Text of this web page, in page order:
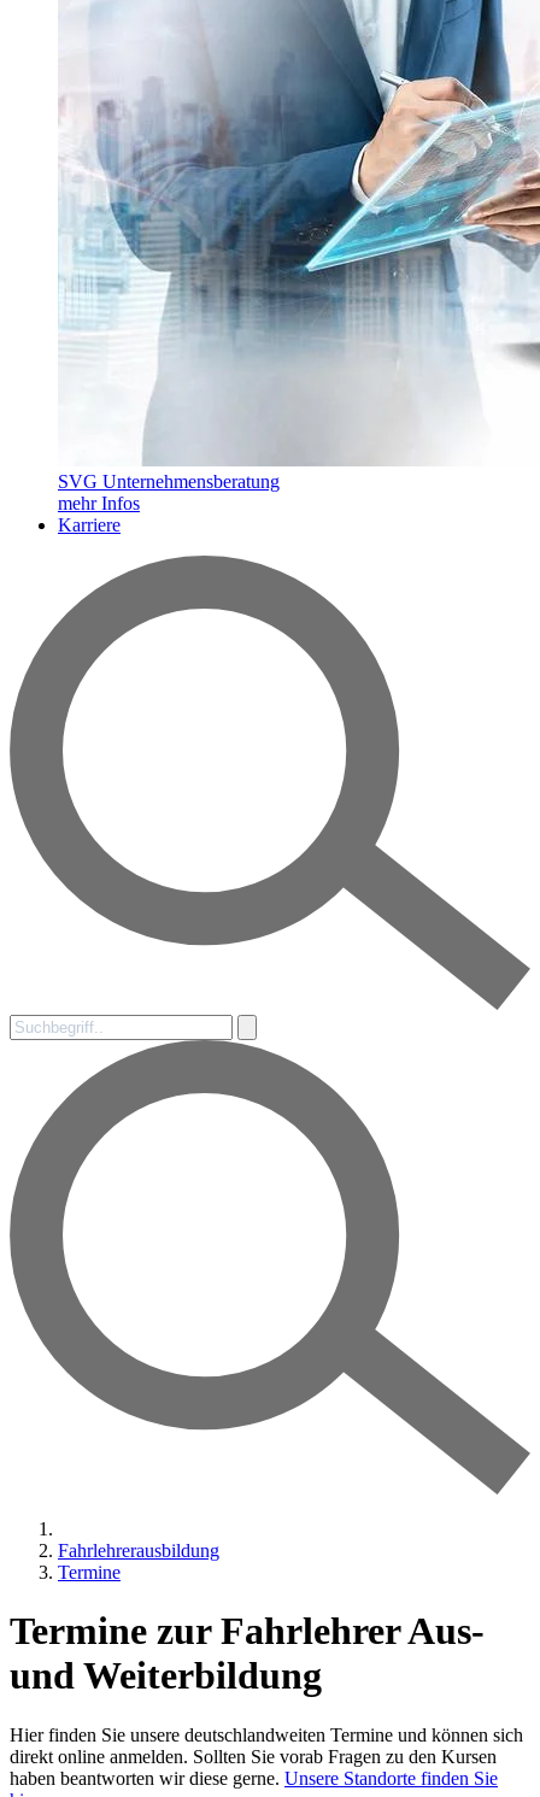
SVG Unternehmensberatung
mehr Infos
Karriere
Fahrlehrerausbildung
Termine
Termine zur Fahrlehrer Aus-
und Weiterbildung
Hier finden Sie unsere deutschlandweiten Termine und können sich
direkt online anmelden. Sollten Sie vorab Fragen zu den Kursen
haben beantworten wir diese gerne. Unsere Standorte finden Sie